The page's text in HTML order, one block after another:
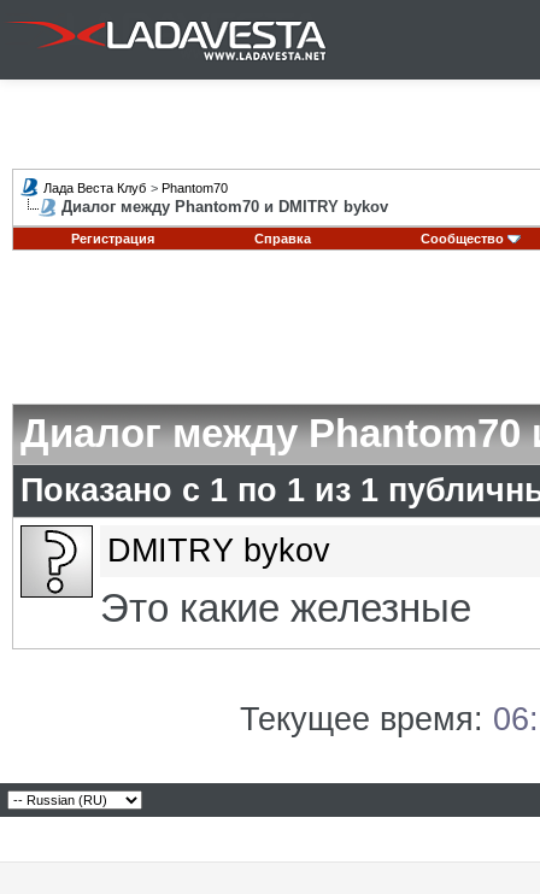
Лада Веста Клуб > Phantom70
Диалог между Phantom70 и DMITRY bykov
Регистрация Справка Сообщество
Диалог между Phantom70
Показано с 1 по 1 из 1
DMITRY bykov
Это какие железные
Текущее время: